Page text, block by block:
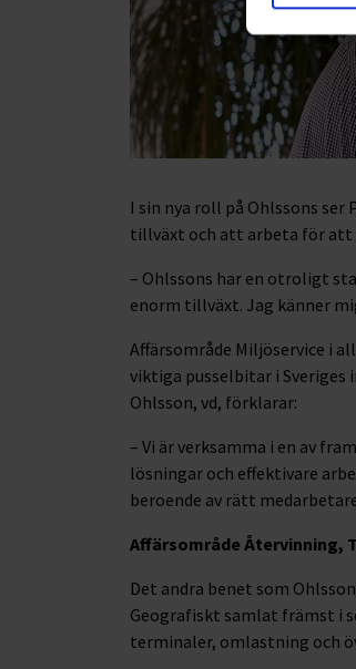
I sin nya roll på Ohlssons
tillväxt och att arbeta för att
– Ohlssons har en otroligt
enorm tillväxt. Jag känner
Affärsområde Miljöservice i
viktiga pusselbitar i
Ohlsson, vd, förklarar:
– Vi är verksamma i en av
lösningar och effektivare
beroende av rätt
Affärsområde Återvinning,
Det andra benet som
Geografiskt samlat främst i
terminaler, omlastning och